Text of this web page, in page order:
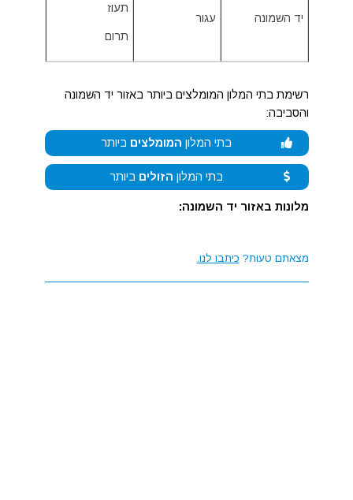
יד השמונה עגור
תעוז
תרום
רשימת בתי המלון המומלצים ביותר באזור יד השמונה
והסביבה:
בתי המלון המומלצים ביותר
בתי המלון הזולים ביותר
מלונות באזור יד השמונה:
מצאתם טעות? כיתבו לנו.